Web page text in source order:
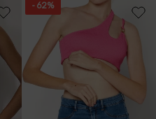
- 62%